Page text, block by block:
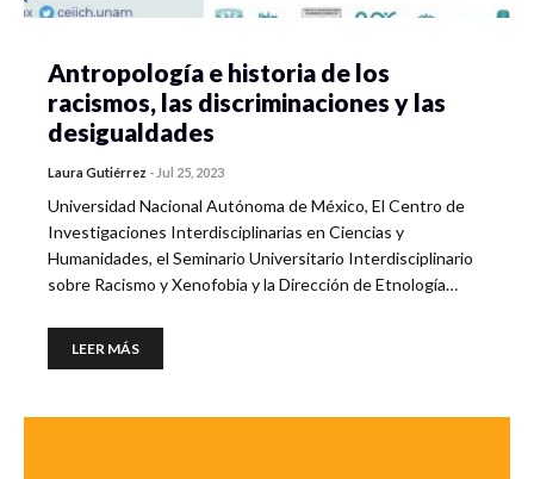
Antropología e historia de los
racismos, las discriminaciones y las
desigualdades
Laura Gutiérrez - Jul 25, 2023
Universidad Nacional Autónoma de México, El Centro de
Investigaciones Interdisciplinarias en Ciencias y
Humanidades, el Seminario Universitario Interdisciplinario
sobre Racismo y Xenofobia y la Dirección de Etnología…
LEER MÁS